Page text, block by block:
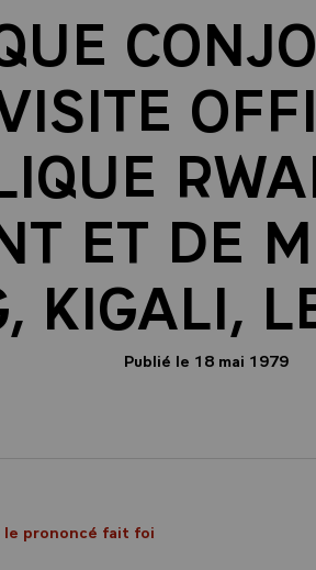
ET DE
KIGALI,
Publié le 18 mai 1979
le prononcé fait foi